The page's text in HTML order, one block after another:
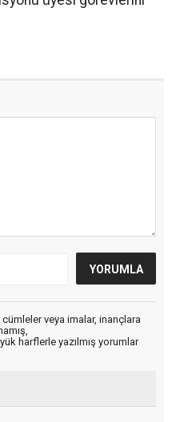
veya imalar, inançlara
harflerle yazılmış yorumlar